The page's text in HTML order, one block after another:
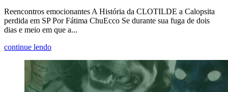
Reencontros emocionantes A História da CLOTILDE a Calopsita
perdida em SP Por Fátima ChuEcco Se durante sua fuga de dois
dias e meio em que a...
continue lendo